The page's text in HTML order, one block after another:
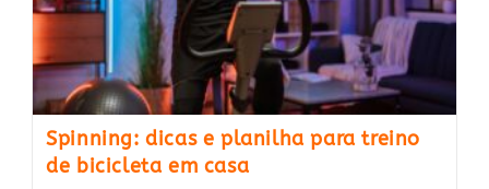
Spinning: dicas e planilha para treino
de bicicleta em casa